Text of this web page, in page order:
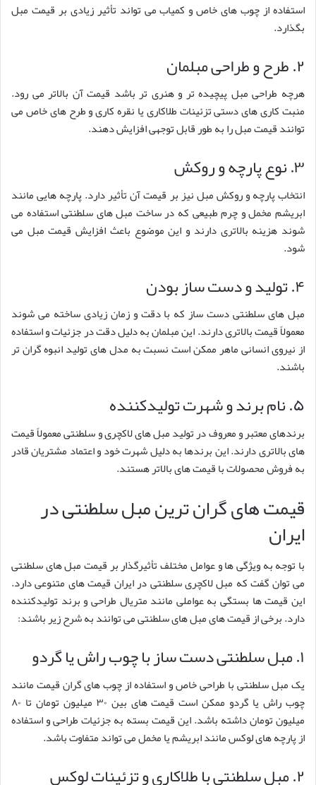
استفاده از چوب های خاص و کمیاب می تواند تأثیر زیادی بر قیمت مبل
بگذارد.
۲. طرح و طراحی مبلمان
هرچه طراحی مبل پیچیده تر و هنری تر باشد قیمت آن بالاتر می رود.
منبت کاری های دستی تزئینات طلاکاری یا نقره کاری و طرح های خاص می
توانند قیمت مبل را به طور قابل توجهی افزایش دهند.
۳. نوع پارچه و روکش
انتخاب پارچه و روکش مبل نیز بر قیمت آن تأثیر دارد. پارچه هایی مانند
ابریشم مخمل و چرم طبیعی که در ساخت مبل های سلطنتی استفاده می
شوند هزینه بالاتری دارند و این موضوع باعث افزایش قیمت مبل می
شود.
۴. تولید و دست ساز بودن
مبل های سلطنتی دست ساز که با دقت و زمان زیادی ساخته می شوند
معمولاً قیمت بالاتری دارند. این مبلمان به دلیل دقت در جزئیات و استفاده
از نیروی انسانی ماهر ممکن است نسبت به مدل های تولید انبوه گران تر
باشند.
۵. نام برند و شهرت تولیدکننده
برندهای معتبر و معروف در تولید مبل های لاکچری و سلطنتی معمولاً قیمت
های بالاتری دارند. این برندها به دلیل شهرت خود و اعتماد مشتریان قادر
به فروش محصولات با قیمت های بالاتر هستند.
قیمت های گران ترین مبل سلطنتی در
ایران
با توجه به ویژگی ها و عوامل مختلف تأثیرگذار بر قیمت مبل های سلطنتی
می توان گفت که مبل لاکچری سلطنتی در ایران قیمت های متنوعی دارد.
این قیمت ها بستگی به عواملی مانند متریال طراحی و برند تولیدکننده
دارد. برخی از قیمت های مبل های سلطنتی می توانند به شرح زیر باشند:
۱. مبل سلطنتی دست ساز با چوب راش یا گردو
یک مبل سلطنتی با طراحی خاص و استفاده از چوب های گران قیمت مانند
چوب راش یا گردو ممکن است قیمت های بین ۳۰ میلیون تومان تا ۸۰
میلیون تومان داشته باشد. این قیمت بسته به جزئیات طراحی و استفاده
از پارچه های لوکس مانند ابریشم یا مخمل می تواند متفاوت باشد.
۲. مبل سلطنتی با طلاکاری و تزئینات لوکس